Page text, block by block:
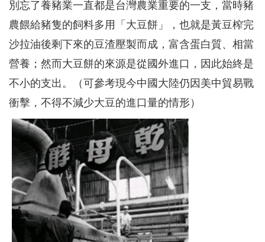
別忘了養豬業一直都是台灣農業重要的一支，當時豬
農餵給豬隻的飼料多用「大豆餅」，也就是黃豆榨完
沙拉油後剩下來的豆渣壓製而成，富含蛋白質、相當
營養；然而大豆餅的來源是從國外進口，因此始終是
不小的支出。（可參考現今中國大陸仍因美中貿易戰
衝擊，不得不減少大豆的進口量的情形）